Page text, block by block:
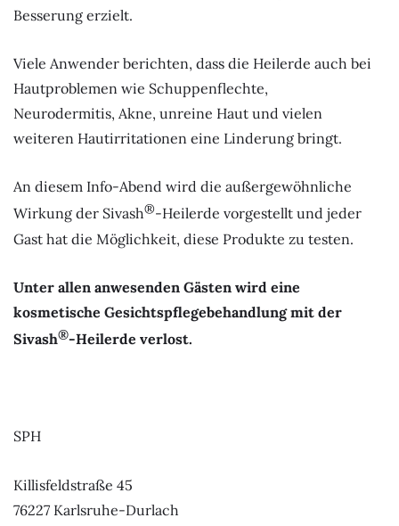
Besserung erzielt.
Viele Anwender berichten, dass die Heilerde auch bei
Hautproblemen wie Schuppenflechte,
Neurodermitis, Akne, unreine Haut und vielen
weiteren Hautirritationen eine Linderung bringt.
An diesem Info-Abend wird die außergewöhnliche
Wirkung der Sivash®-Heilerde vorgestellt und jeder
Gast hat die Möglichkeit, diese Produkte zu testen.
Unter allen anwesenden Gästen wird eine
kosmetische Gesichtspflegebehandlung mit der
Sivash®-Heilerde verlost.
SPH
Killisfeldstraße 45
76227 Karlsruhe-Durlach